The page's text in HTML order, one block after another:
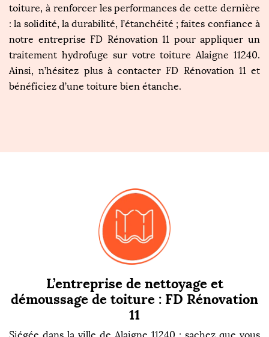
toiture, à renforcer les performances de cette dernière
: la solidité, la durabilité, l’étanchéité ; faites confiance à
notre entreprise FD Rénovation 11 pour appliquer un
traitement hydrofuge sur votre toiture Alaigne 11240.
Ainsi, n’hésitez plus à contacter FD Rénovation 11 et
bénéficiez d’une toiture bien étanche.
L’entreprise de nettoyage et
démoussage de toiture : FD Rénovation
11